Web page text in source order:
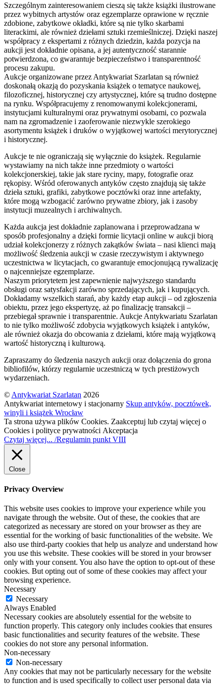
Szczególnym zainteresowaniem cieszą się także książki ilustrowane
przez wybitnych artystów oraz egzemplarze oprawione w ręcznie
zdobione, zabytkowe okładki, które są nie tylko skarbami
literackimi, ale również dziełami sztuki rzemieślniczej. Dzięki naszej
współpracy z ekspertami z różnych dziedzin, każda pozycja na
aukcji jest dokładnie opisana, a jej autentyczność starannie
potwierdzona, co gwarantuje bezpieczeństwo i transparentność
procesu zakupu.
Aukcje organizowane przez Antykwariat Szarlatan są również
doskonałą okazją do pozyskania książek o tematyce naukowej,
filozoficznej, historycznej czy artystycznej, które są trudno dostępne
na rynku. Współpracujemy z renomowanymi kolekcjonerami,
instytucjami kulturalnymi oraz prywatnymi osobami, co pozwala
nam na zgromadzenie i zaoferowanie niezwykle szerokiego
asortymentu książek i druków o wyjątkowej wartości merytorycznej
i historycznej.
Aukcje te nie ograniczają się wyłącznie do książek. Regularnie
wystawiamy na nich także inne przedmioty o wartości
kolekcjonerskiej, takie jak stare ryciny, mapy, fotografie oraz
rękopisy. Wśród oferowanych antyków często znajdują się także
dzieła sztuki, grafiki, zabytkowe pocztówki oraz inne artefakty,
które mogą wzbogacić zarówno prywatne zbiory, jak i zasoby
instytucji muzealnych i archiwalnych.
Każda aukcja jest dokładnie zaplanowana i przeprowadzana w
sposób profesjonalny a dzięki formie licytacji online w aukcji biorą
udział kolekcjonerzy z różnych zakątków świata – nasi klienci mają
możliwość śledzenia aukcji w czasie rzeczywistym i aktywnego
uczestnictwa w licytacjach, co gwarantuje emocjonującą rywalizację
o najcenniejsze egzemplarze.
Naszym priorytetem jest zapewnienie najwyższego standardu
obsługi oraz satysfakcji zarówno sprzedających, jak i kupujących.
Dokładamy wszelkich starań, aby każdy etap aukcji – od zgłoszenia
obiektu, przez jego ekspertyzę, aż po finalizację transakcji –
przebiegał sprawnie i transparentnie. Aukcje Antykwariatu Szarlatan
to nie tylko możliwość zdobycia wyjątkowych książek i antyków,
ale również okazja do obcowania z dziełami, które mają wyjątkową
wartość historyczną i kulturową.
Zapraszamy do śledzenia naszych aukcji oraz dołączenia do grona
bibliofilów, którzy regularnie uczestniczą w tych prestiżowych
wydarzeniach.
© Antykwariat Szarlatan 2026
Antykwariat internetowy i stacjonarny Skup antyków, pocztówek,
winyli i książek Wrocław
Ta strona używa plików Cookies. Zaakceptuj lub czytaj więcej o
Cookies i polityce prywatności Akceptacja
Czytaj więcej... /Regulamin punkt VIII
Close
Privacy Overview
This website uses cookies to improve your experience while you
navigate through the website. Out of these, the cookies that are
categorized as necessary are stored on your browser as they are
essential for the working of basic functionalities of the website. We
also use third-party cookies that help us analyze and understand how
you use this website. These cookies will be stored in your browser
only with your consent. You also have the option to opt-out of these
cookies. But opting out of some of these cookies may affect your
browsing experience.
Necessary
Necessary
Always Enabled
Necessary cookies are absolutely essential for the website to
function properly. This category only includes cookies that ensures
basic functionalities and security features of the website. These
cookies do not store any personal information.
Non-necessary
Non-necessary
Any cookies that may not be particularly necessary for the website
to function and is used specifically to collect user personal data via